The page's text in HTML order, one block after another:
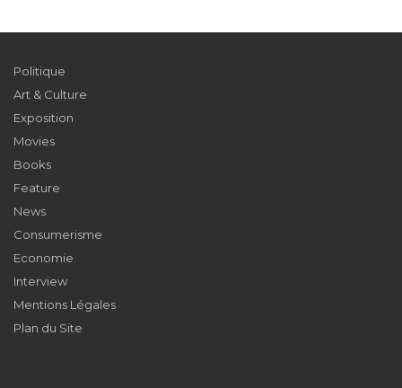
Politique
Art & Culture
Exposition
Movies
Books
Feature
News
Consumerisme
Economie
Interview
Mentions Légales
Plan du Site